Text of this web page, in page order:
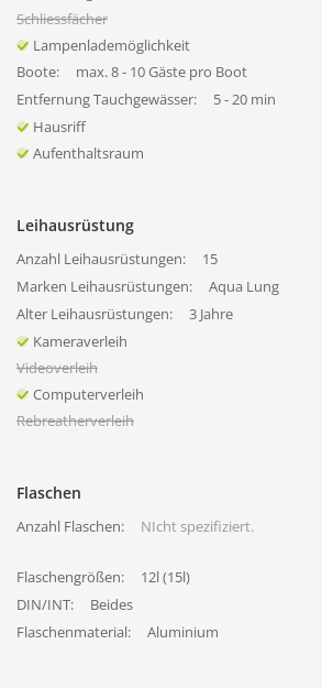
Schliessfächer
Lampenlademöglichkeit
Boote:
max. 8 - 10 Gäste pro Boot
Entfernung Tauchgewässer:
5 - 20 min
Hausriff
Aufenthaltsraum
Leihausrüstung
Anzahl Leihausrüstungen:
15
Marken Leihausrüstungen:
Aqua Lung
Alter Leihausrüstungen:
3 Jahre
Kameraverleih
Videoverleih
Computerverleih
Rebreatherverleih
Flaschen
Anzahl Flaschen: NIcht spezifiziert.
Flaschengrößen:
12l (15l)
DIN/INT:
Beides
Flaschenmaterial:
Aluminium